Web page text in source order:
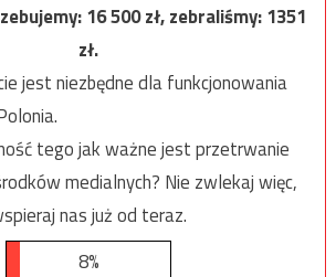
16 500zł, zebraliśmy:1351
zł.
jest niezbędne dla funkcjonowania
tego jak ważne jest przetrwanie
medialnych? Nie zwlekaj więc,
nas już od teraz.
8%